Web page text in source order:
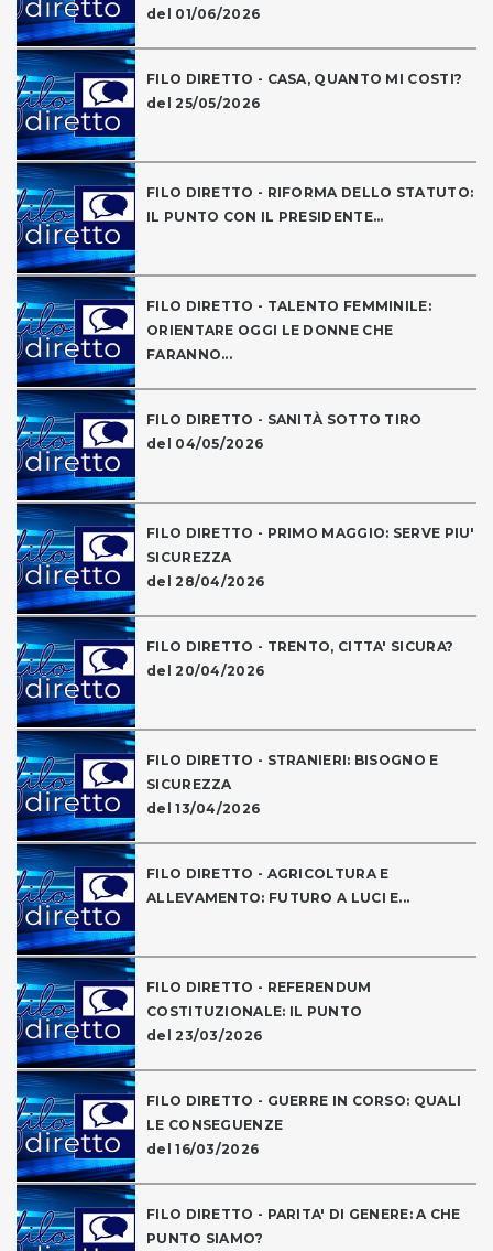
del 01/06/2026
FILO DIRETTO - CASA, QUANTO MI COSTI?
del 25/05/2026
FILO DIRETTO - RIFORMA DELLO STATUTO:
IL PUNTO CON IL PRESIDENTE...
FILO DIRETTO - TALENTO FEMMINILE:
ORIENTARE OGGI LE DONNE CHE
FARANNO...
FILO DIRETTO - SANITÀ SOTTO TIRO
del 04/05/2026
FILO DIRETTO - PRIMO MAGGIO: SERVE PIU'
SICUREZZA
del 28/04/2026
FILO DIRETTO - TRENTO, CITTA' SICURA?
del 20/04/2026
FILO DIRETTO - STRANIERI: BISOGNO E
SICUREZZA
del 13/04/2026
FILO DIRETTO - AGRICOLTURA E
ALLEVAMENTO: FUTURO A LUCI E...
FILO DIRETTO - REFERENDUM
COSTITUZIONALE: IL PUNTO
del 23/03/2026
FILO DIRETTO - GUERRE IN CORSO: QUALI
LE CONSEGUENZE
del 16/03/2026
FILO DIRETTO - PARITA' DI GENERE: A CHE
PUNTO SIAMO?